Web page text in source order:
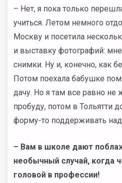
– Нет, я пока только
учиться. Летом немного
Москву и посетила
и выставку фотографий:
снимки. Ну и, конечно, как
Потом поехала бабушке
дачу. Но я там все равно не
пробуду, потом в Тольятти
форму-то поддерживать
– Вам в школе дают
необычный случай, когда
головой в профессии!